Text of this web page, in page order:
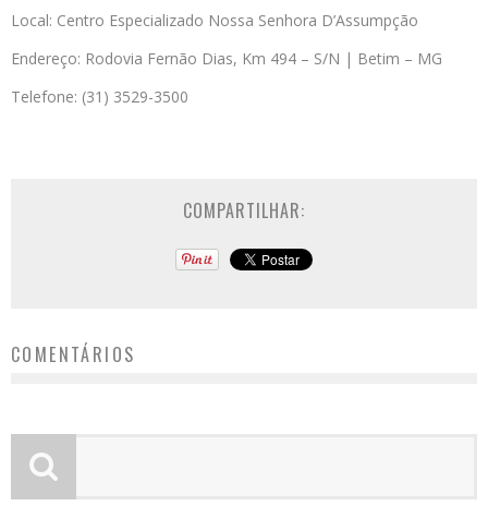
Local: Centro Especializado Nossa Senhora D’Assumpção
Endereço: Rodovia Fernão Dias, Km 494 – S/N | Betim – MG
Telefone: (31) 3529-3500
COMPARTILHAR:
COMENTÁRIOS